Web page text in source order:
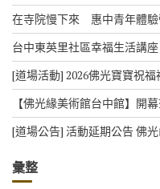
在寺院慢下來 惠中青年體驗
台中東英里社區幸福生活講
[道場活動] 2026佛光寶寶祝
【佛光緣美術館台中館】開
[道場公告] 活動延期公告 佛
彙整